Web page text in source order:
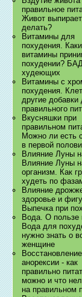
правильное
Живот
делать?
Витамины для
похудения.
витамины
похудении?
худеющих
Витамины с
похудения.
другие добавки
правильного
Вкусняшки при
правильном
Можно ли есть
в первой
Влияние Луны
Влияние Луны
организм. Как
худеть по
Влияние
здоровье и
Выпечка при
Вода. О пользе
Вода для
нужно знать о
женщине
анорексии - как
правильно
можно и что
на правильном